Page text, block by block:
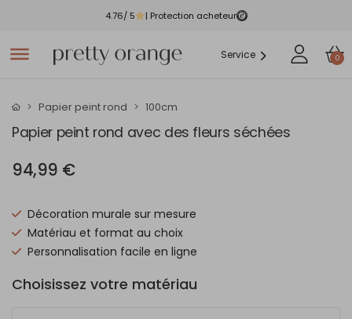
4.76/ 5 | Protection acheteur
Service 0
Papier peint rond 100cm
Papier peint rond avec des fleurs séchées
94,99 €
Décoration murale sur mesure
Matériau et format au choix
Personnalisation facile en ligne
Choisissez votre matériau